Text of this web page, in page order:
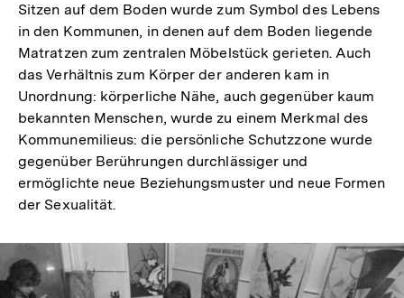
Sitzen auf dem Boden wurde zum Symbol des Lebens
in den Kommunen, in denen auf dem Boden liegende
Matratzen zum zentralen Möbelstück gerieten. Auch
das Verhältnis zum Körper der anderen kam in
Unordnung: körperliche Nähe, auch gegenüber kaum
bekannten Menschen, wurde zu einem Merkmal des
Kommunemilieus: die persönliche Schutzzone wurde
gegenüber Berührungen durchlässiger und
ermöglichte neue Beziehungsmuster und neue Formen
der Sexualität.